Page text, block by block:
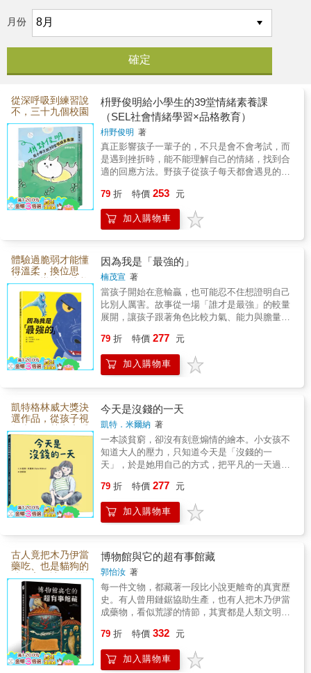
月份
從深呼吸到練習說
不，三十九個校園
練習陪伴孩子養成
剛剛好的溫柔
枡野俊明給小學生的39堂情緒素養課
（SEL社會情緒學習×品格教育）
枡野俊明 著
真正影響孩子一輩子的，不只是會不會考試，而
是遇到挫折時，能不能理解自己的情緒，找到合
適的回應方法。野孩子從孩子每天都會遇見的校
能實際練習的情緒素養課。從認識感受、表達需
求，到同理他人與解決問題，一步步建立責任
感、韌性與良好關係，讓情緒教育真正走進孩子
79 折 特價 253 元
加入購物車
體驗過脆弱才能懂
得溫柔，換位思
考，引導孩子培養
勇氣與同理心
因為我是「最強的」
楠茂宣 著
當孩子開始在意輸贏，也可能忍不住想證明自己
比別人厲害。故事從一場「誰才是最強」的較量
展開，讓孩子跟著角色比較力氣、能力與膽量，
在打敗別人。能夠保護他人、勇敢面對困難，甚
至願意承認自己的不足，都是重要的力量。一本
陪孩子重新思考競爭、優點與自我價值的成長故
79 折 特價 277 元
加入購物車
凱特格林威大獎決
選作品，從孩子視
角走進弱勢家庭看
見生命的溫暖韌性
今天是沒錢的一天
凱特．米爾納 著
一本談貧窮，卻沒有刻意煽情的繪本。小女孩不
知道大人的壓力，只知道今天是「沒錢的一
天」，於是她用自己的方式，把平凡的一天過得
子則用笑容陪伴媽媽。透過細膩圖像與溫柔敘
事，孩子學會珍惜、同理與關懷，大人也看見愛
如何成為生活中最珍貴的財富。
79 折 特價 277 元
加入購物車
古人竟把木乃伊當
藥吃、也是貓狗的
鏟屎官？讓沉默幾
千年的文物用幽默
感跟你聊
博物館與它的超有事館藏
郭怡汝 著
每一件文物，都藏著一段比小說更離奇的真實歷
史。有人曾用鏈鋸協助生產，也有人把木乃伊當
成藥物，看似荒謬的情節，其實都是人類文明走
場充滿驚奇與反轉的故事冒險，引導孩子培養觀
察力、好奇心與歷史思辨，也重新發現：博物館
裡的館藏，遠比課本上的年代更精彩。
79 折 特價 332 元
加入購物車